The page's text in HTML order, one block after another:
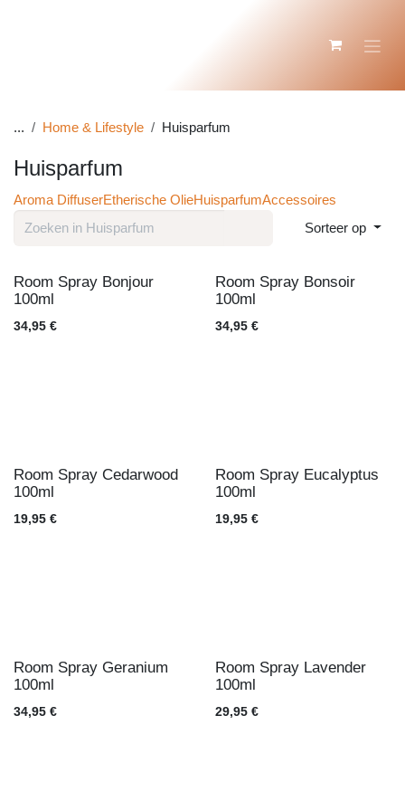
... Home & Lifestyle Huisparfum
Huisparfum
Aroma DiffuserEtherische OlieHuisparfumAccessoires
Sorteer op
Room Spray Bonjour
100ml
34,95 €
Room Spray Bonsoir
100ml
34,95€
Room Spray Cedarwood
100ml
19,95 €
Room Spray Eucalyptus
100ml
19,95€
Room Spray Geranium
100ml
34,95 €
Room Spray Lavender
100ml
29,95€